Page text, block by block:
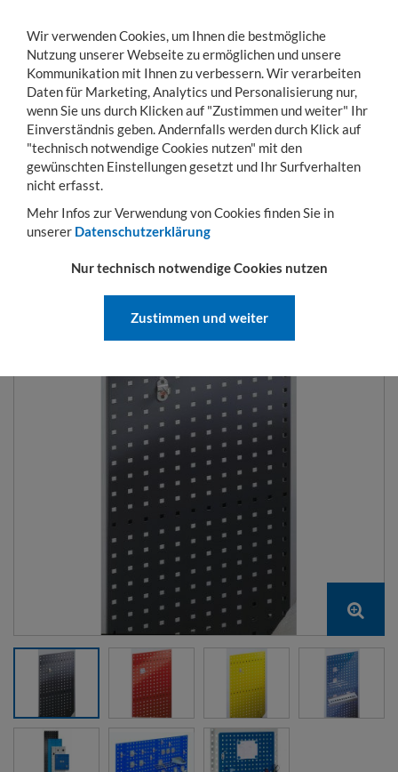
Toggle
navigation
MENÜ KONTO WARENKORB
Sie sind hier: Betriebseinrichtung Ordnungssysteme
LOCHPLATTEN 500X450 MM
Wir verwenden Cookies, um Ihnen die bestmögliche
Nutzung unserer Webseite zu ermöglichen und unsere
Kommunikation mit Ihnen zu verbessern. Wir verarbeiten
Daten für Marketing, Analytics und Personalisierung nur,
wenn Sie uns durch Klicken auf "Zustimmen und weiter" Ihr
Einverständnis geben. Andernfalls werden durch Klick auf
"technisch notwendige Cookies nutzen" mit den
gewünschten Einstellungen gesetzt und Ihr Surfverhalten
nicht erfasst.
Mehr Infos zur Verwendung von Cookies finden Sie in
unserer Datenschutzerklärung
Nur technisch notwendige Cookies nutzen
Zustimmen und weiter